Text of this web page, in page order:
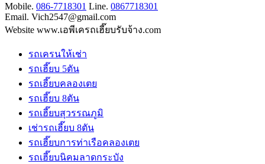
Mobile. 086-7718301 Line. 0867718301
Email. Vich2547@gmail.com
Website www.เอพีเครถเฮี๊ยบรับจ้าง.com
รถเครนให้เช่า
รถเฮี๊ยบ 5ตัน
รถเฮี๊ยบคลองเตย
รถเฮี๊ยบ 8ตัน
รถเฮี๊ยบสุวรรณภูมิ
เช่ารถเฮี๊ยบ 8ตัน
รถเฮี๊ยบการท่าเรือคลองเตย
รถเฮี๊ยบนิคมลาดกระบัง